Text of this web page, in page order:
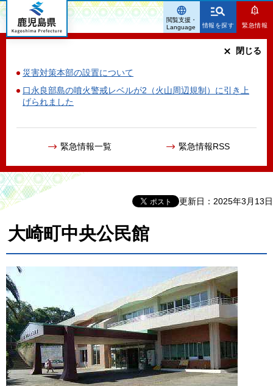
鹿児島県
情報を探す 緊急情報
災害対策本部の設置について
口永良部島の噴火警戒レベルが2（火山周辺規制）に引き上
げられました
緊急情報一覧 緊急情報RSS
閉じる
閲覧支援・
Language
更新日：2025年3月13日
大崎町中央公民館